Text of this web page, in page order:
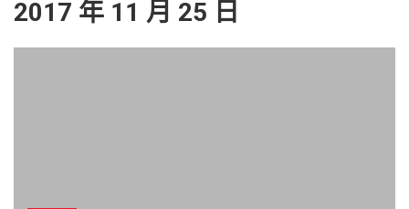
2017 年 11 月 25 日